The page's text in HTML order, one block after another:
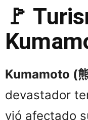
🚩
Kumamoto (
devastador
vió afectado